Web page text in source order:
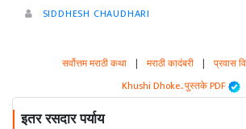
SIDDHESH CHAUDHARI
सर्वोत्तम मराठी कथा | मराठी कादंबरी | प्रवास
Khushi Dhoke..️️️ पुस्तके PDF
इतर रसदार पर्याय